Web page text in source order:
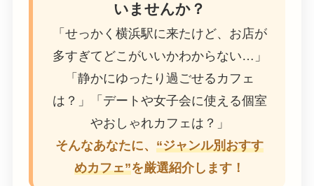
いませんか？
「せっかく横浜駅に来たけど、お店が
多すぎてどこがいいかわからない…」
「静かにゆったり過ごせるカフェ
は？」「デートや女子会に使える個室
やおしゃれカフェは？」
そんなあなたに、“ジャンル別おすす
めカフェ”を厳選紹介します！